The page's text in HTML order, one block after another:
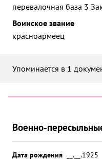
перевалочная база 3
Воинское звание
красноармеец
Упоминается в 1
Военно-
Дата рождения
__.__.1925